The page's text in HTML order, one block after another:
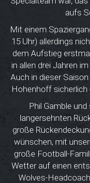
aufs
Mit einem
15 Uhr) allerdings
dem Aufstieg
in allen drei Jahren
Auch in dieser
Hohenhoff sicherlich
Phil Gamble
langersehnten
große
wünschen, mit
große Football-
Wetter auf einen
Wolves-